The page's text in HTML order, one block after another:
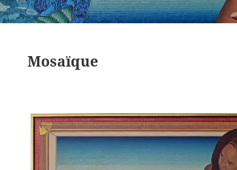
Mosaïque